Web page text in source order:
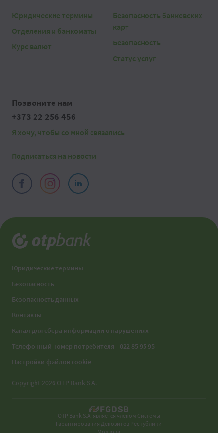
Юридические термины
Отделения и банкоматы
Курс валют
Безопасность банковских
карт
Безопасность
Статус услуг
Позвоните нам
+373 22 256 456
Я хочу, чтобы со мной связались
Подписаться на новости
Юридические термины
Безопасность
Безопасность данных
Контакты
Канал для сбора информации о нарушениях
Телефонный номер потребителя - 022 85 95 95
Настройки файлов cookie
Copyright 2026 OTP Bank S.A.
OTP Bank S.A. является членом Системы
Гарантирования Депозитов Республики
Молдова